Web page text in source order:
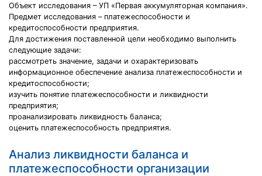
Объект исследования – УП «Первая аккумуляторная компания».
Предмет исследования – платежеспособности и
кредитоспособности предприятия.
Для достижения поставленной цели необходимо выполнить
следующие задачи:
рассмотреть значение, задачи и охарактеризовать
информационное обеспечение анализа платежеспособности и
кредитоспособности;
изучить понятие платежеспособности и ликвидности
предприятия;
проанализировать ликвидность баланса;
оценить платежеспособность предприятия.
Анализ ликвидности баланса и
платежеспособности организации